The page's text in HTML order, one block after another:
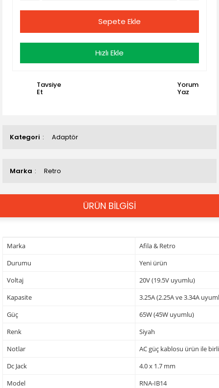
Kategori Adaptör
Marka Retro
Sepete Ekle
Hızlı Ekle
Tavsiye
Et
Yorum
Yaz
ÜRÜN BİLGİSİ
Marka
Afila & Retro
Durumu
Yeni ürün
Voltaj
20V (19.5V uyumlu)
Kapasite
3.25A (2.25A ve 3.34A
Güç
65W (45W uyumlu)
Renk
Siyah
Notlar
AC güç kablosu ürün ile
Dc Jack
4.0 x 1.7 mm
Model
RNA-IB14